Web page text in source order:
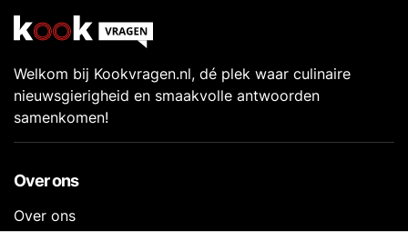
Welkom bij Kookvragen.nl, dé plek waar culinaire
nieuwsgierigheid en smaakvolle antwoorden
samenkomen!
Over ons
Over ons